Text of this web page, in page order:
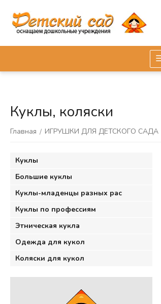
Куклы, коляски
Главная / ИГРУШКИ ДЛЯ ДЕТСКОГО САДА
Куклы
Большие куклы
Куклы-младенцы разных рас
Куклы по профессиям
Этническая кукла
Одежда для кукол
Коляски для кукол